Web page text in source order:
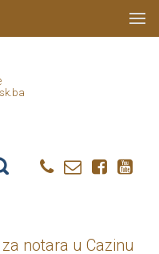
notara u Cazinu